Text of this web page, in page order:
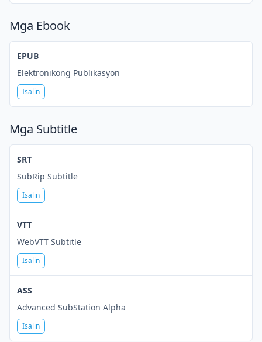
Mga Ebook
EPUB
Elektronikong Publikasyon
Isalin
Mga Subtitle
SRT
SubRip Subtitle
Isalin
VTT
WebVTT Subtitle
Isalin
ASS
Advanced SubStation Alpha
Isalin